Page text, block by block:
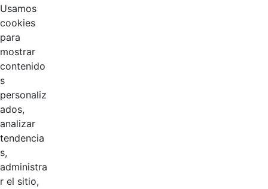
Logotipos
Vuson.svg
Usamos
cookies
para
mostrar
contenido
s
personaliz
ados,
analizar
tendencia
s,
administra
r el sitio,